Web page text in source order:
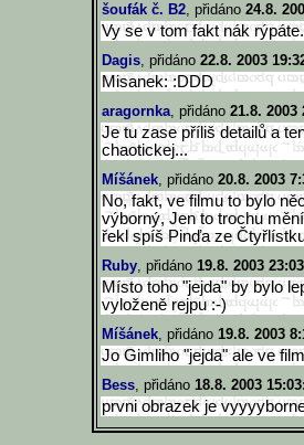
šoufák č. B2, přidáno 24.8.
Vy se v tom fakt nák
Dagis, přidáno 22.8. 2003
Misanek: :DDD
aragornka, přidáno 21.8. 2003
Je tu zase příliš detailů a
chaotickej...
Míšánek, přidáno 20.8. 2003
No, fakt, ve filmu to bylo
výborný, Jen to trochu
řekl spíš Pinďa ze
Ruby, přidáno 19.8. 2003
Místo toho "jejda" by bylo
vyloženě rejpu :-)
Míšánek, přidáno 19.8. 2003
Jo Gimliho "jejda" ale ve
Bess, přidáno 18.8. 2003
prvni obrazek je